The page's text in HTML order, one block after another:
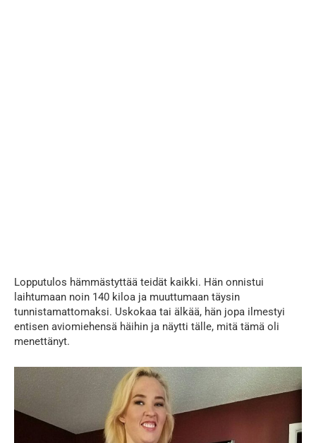
Lopputulos hämmästyttää teidät kaikki. Hän onnistui
laihtumaan noin 140 kiloa ja muuttumaan täysin
tunnistamattomaksi. Uskokaa tai älkää, hän jopa ilmestyi
entisen aviomiehensä häihin ja näytti tälle, mitä tämä oli
menettänyt.